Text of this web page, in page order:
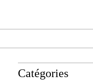
Catégories